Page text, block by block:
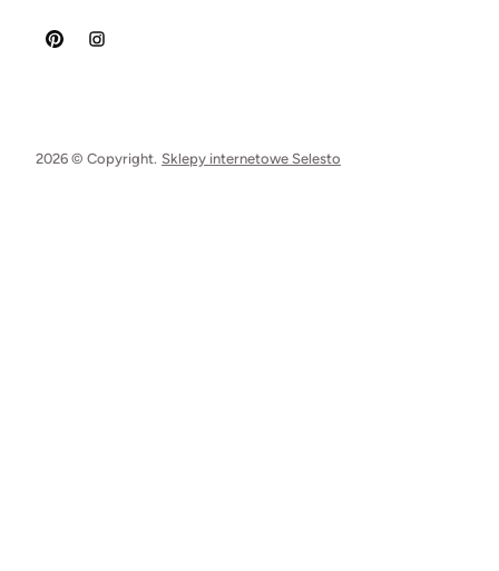
2026 © Copyright. Sklepy internetowe Selesto